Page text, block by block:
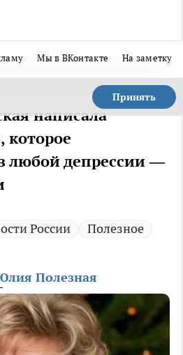
Мы в ВКонтакте На заметку
Принять
написала
которое
любой депрессии —
России Полезное
Полезная